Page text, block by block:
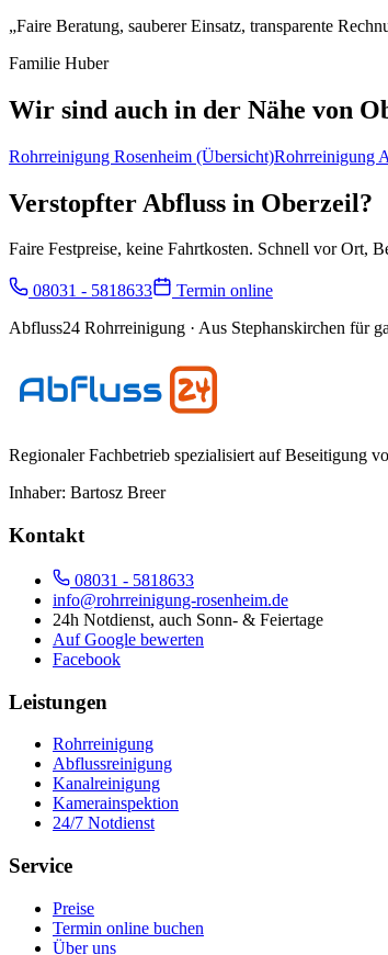
„Faire Beratung, sauberer Einsatz, transparente
Familie Huber
Wir sind auch in der Nähe von
Rohrreinigung Rosenheim (Übersicht)Rohrreinigung
Verstopfter Abfluss in Oberzeil?
Faire Festpreise, keine Fahrtkosten. Schnell vor Ort,
08031 - 5818633
Termin online
Abfluss24 Rohrreinigung · Aus Stephanskirchen für
Regionaler Fachbetrieb spezialisiert auf Beseitigung
Inhaber: Bartosz Breer
Kontakt
08031 - 5818633
info@rohrreinigung-rosenheim.de
24h Notdienst, auch Sonn- & Feiertage
Auf Google bewerten
Facebook
Leistungen
Rohrreinigung
Abflussreinigung
Kanalreinigung
Kamerainspektion
24/7 Notdienst
Service
Preise
Termin online buchen
Über uns